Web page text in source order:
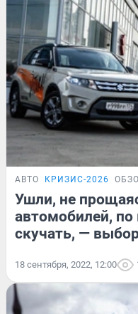
АВТО КРИЗИС-2026
Ушли, не
автомобилей,
скучать, —
18 сентября, 2022, 12:00